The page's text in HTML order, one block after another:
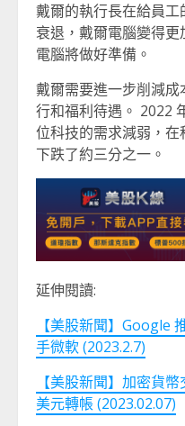
戴爾的執行長在給員
衰退，戴爾電腦變得
電腦將做好準備。
戴爾需要進一步削減
行和福利待遇。 2022
位科技的需求減弱，
下跌了約三分之一。
延伸閱讀:
【美股新聞】Google
手微軟 (2023.2.7)
【美股新聞】加密貨
美元轉帳 (2023.02.07)